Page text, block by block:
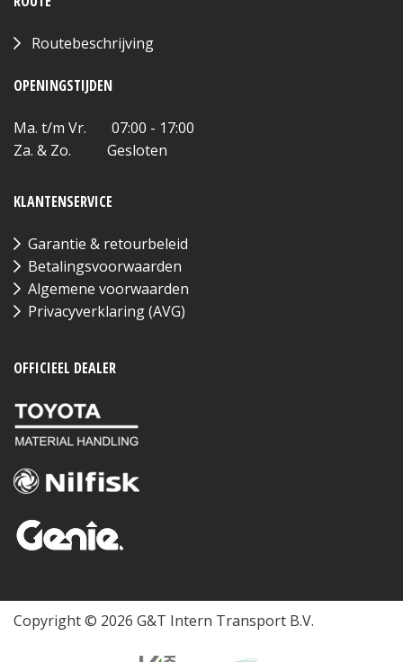
Routebeschrijving
OPENINGSTIJDEN
Ma. t/m Vr. 07:00 - 17:00
Za. & Zo. Gesloten
KLANTENSERVICE
Garantie & retourbeleid
Betalingsvoorwaarden
Algemene voorwaarden
Privacyverklaring (AVG)
OFFICIEEL DEALER
Copyright © 2026 G&T Intern Transport B.V.